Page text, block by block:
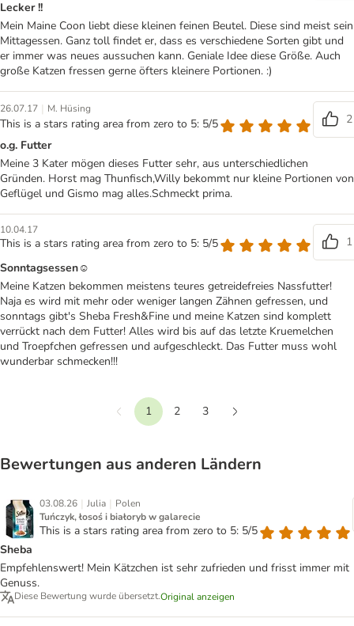
Lecker !!
Mein Maine Coon liebt diese kleinen feinen Beutel. Diese sind meist sein
Mittagessen. Ganz toll findet er, dass es verschiedene Sorten gibt und
er immer was neues aussuchen kann. Geniale Idee diese Größe. Auch
große Katzen fressen gerne öfters kleinere Portionen. :)
26.07.17 | M. Hüsing
This is a stars rating area from zero to 5: 5/5
2
o.g. Futter
Meine 3 Kater mögen dieses Futter sehr, aus unterschiedlichen
Gründen. Horst mag Thunfisch,Willy bekommt nur kleine Portionen von
Geflügel und Gismo mag alles.Schmeckt prima.
10.04.17
This is a stars rating area from zero to 5: 5/5
1
Sonntagsessen☺
Meine Katzen bekommen meistens teures getreidefreies Nassfutter!
Naja es wird mit mehr oder weniger langen Zähnen gefressen, und
sonntags gibt's Sheba Fresh&Fine und meine Katzen sind komplett
verrückt nach dem Futter! Alles wird bis auf das letzte Kruemelchen
und Troepfchen gefressen und aufgeschleckt. Das Futter muss wohl
wunderbar schmecken!!!
Vorherige
1 2
3
Bewertungen aus anderen Ländern
03.08.26 | Julia | Polen
Tuńczyk, łosoś i białoryb w galarecie
This is a stars rating area from zero to 5: 5/5
Sheba
Empfehlenswert! Mein Kätzchen ist sehr zufrieden und frisst immer mit
Genuss.
Diese Bewertung wurde übersetzt.Original anzeigen